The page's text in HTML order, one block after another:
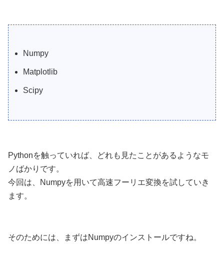
Numpy
Matplotlib
Scipy
Pythonを触っていれば、どれも見たことがあるようなモ
ノばかりです。
今回は、Numpyを用いて高速フーリエ変換を試していき
ます。
そのためには、まずはNumpyのインストールですね。